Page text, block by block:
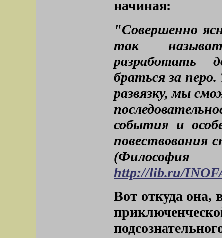
начиная:
"Совершенно
так
разработать
браться за перо.
развязку, мы
события и
повествования
http://lib.ru/
Вот откуда она,